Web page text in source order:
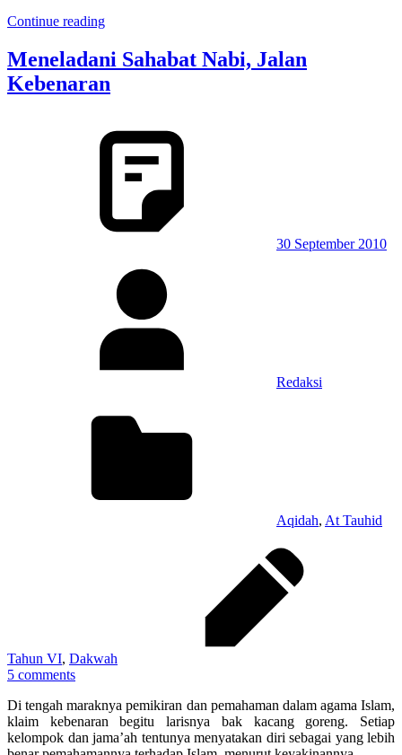
Continue reading
Meneladani Sahabat Nabi, Jalan
Kebenaran
30 September 2010
Redaksi
Aqidah, At Tauhid
Tahun VI, Dakwah
5 comments
Di tengah maraknya pemikiran dan pemahaman dalam agama Islam,
klaim kebenaran begitu larisnya bak kacang goreng. Setiap
kelompok dan jama’ah tentunya menyatakan diri sebagai yang lebih